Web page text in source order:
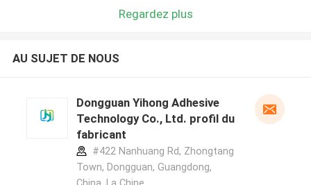
Regardez plus
AU SUJET DE NOUS
Dongguan Yihong Adhesive
Technology Co., Ltd. profil du
fabricant
#422 Nanhuang Rd, Zhongtang
Town, Dongguan, Guangdong,